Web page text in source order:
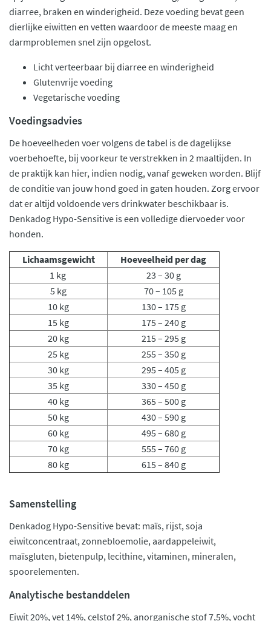
diarree, braken en winderigheid. Deze voeding bevat geen
dierlijke eiwitten en vetten waardoor de meeste maag en
darmproblemen snel zijn opgelost.
Licht verteerbaar bij diarree en winderigheid
Glutenvrije voeding
Vegetarische voeding
Voedingsadvies
De hoeveelheden voer volgens de tabel is de dagelijkse
voerbehoefte, bij voorkeur te verstrekken in 2 maaltijden. In
de praktijk kan hier, indien nodig, vanaf geweken worden. Blijf
de conditie van jouw hond goed in gaten houden. Zorg ervoor
dat er altijd voldoende vers drinkwater beschikbaar is.
Denkadog Hypo-Sensitive is een volledige diervoeder voor
honden.
Lichaamsgewicht
Hoeveelheid per dag
1 kg
23 – 30 g
5 kg
70 – 105 g
10 kg
130 – 175 g
15 kg
175 – 240 g
20 kg
215 – 295 g
25 kg
255 – 350 g
30 kg
295 – 405 g
35 kg
330 – 450 g
40 kg
365 – 500 g
50 kg
430 – 590 g
60 kg
495 – 680 g
70 kg
555 – 760 g
80 kg
615 – 840 g
Samenstelling
Denkadog Hypo-Sensitive bevat: maïs, rijst, soja
eiwitconcentraat, zonnebloemolie, aardappeleiwit,
maïsgluten, bietenpulp, lecithine, vitaminen, mineralen,
spoorelementen.
Analytische bestanddelen
Eiwit 20%, vet 14%, celstof 2%, anorganische stof 7,5%, vocht